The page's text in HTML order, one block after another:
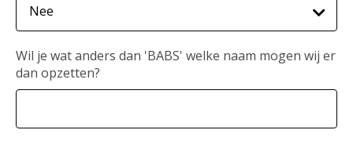
Wil je wat anders dan 'BABS' welke naam mogen wij er
dan opzetten?